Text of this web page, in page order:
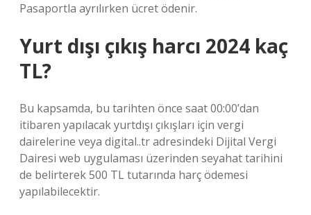
Pasaportla ayrılırken ücret ödenir.
Yurt dışı çıkış harcı 2024 kaç
TL?
Bu kapsamda, bu tarihten önce saat 00:00’dan
itibaren yapılacak yurtdışı çıkışları için vergi
dairelerine veya digital..tr adresindeki Dijital Vergi
Dairesi web uygulaması üzerinden seyahat tarihini
de belirterek 500 TL tutarında harç ödemesi
yapılabilecektir.